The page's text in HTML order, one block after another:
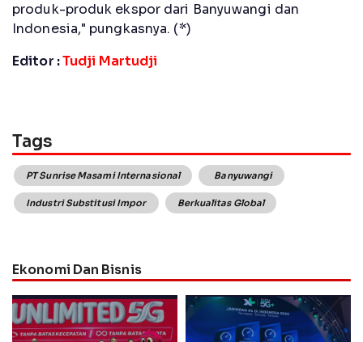
produk-produk ekspor dari Banyuwangi dan
Indonesia," pungkasnya. (*)
Editor :Tudji Martudji
Tags
PT Sunrise Masami Internasional Banyuwangi
Industri Substitusi Impor Berkualitas Global
Ekonomi Dan Bisnis